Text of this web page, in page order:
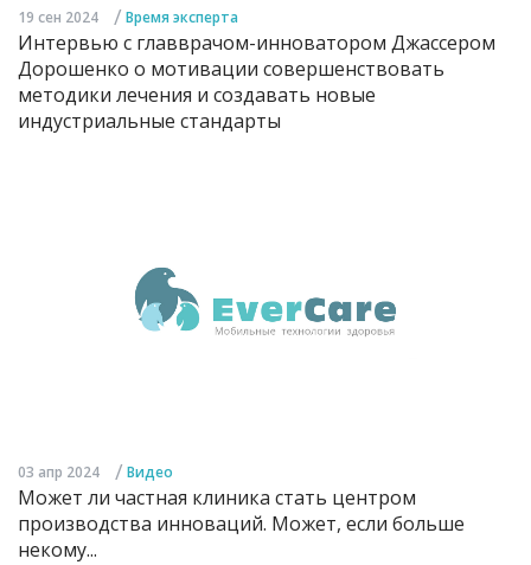
19 сен 2024 / Время эксперта
Интервью с главврачом-инноватором Джассером
Дорошенко о мотивации совершенствовать
методики лечения и создавать новые
индустриальные стандарты
03 апр 2024 / Видео
Может ли частная клиника стать центром
производства инноваций. Может, если больше
некому...